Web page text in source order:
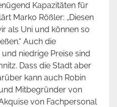
Kapazitäten für
Marko Rößler: „Diesen
als Uni und können so
Auch die
niedrige Preise sind
Dass die Stadt aber
kann auch Robin
Mitbegründer von
von Fachpersonal